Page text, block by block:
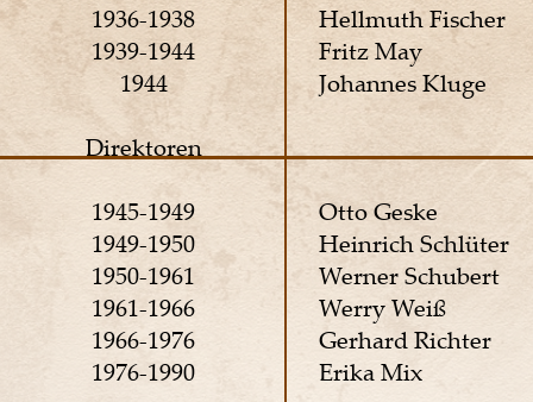
1936-1938
1939-1944
1944
Direktoren
1945-1949
1949-1950
1950-1961
1961-1966
1966-1976
1976-1990
Hellmuth Fischer
Fritz May
Johannes Kluge
Otto Geske
Heinrich Schlüter
Werner Schubert
Werry Weiß
Gerhard Richter
Erika Mix